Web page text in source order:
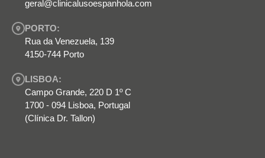
geral@clinicalusoespanhola.com
PORTO:
Rua da Venezuela, 139
4150-744 Porto
LISBOA:
Campo Grande, 220 D 1º C
1700 - 094 Lisboa, Portugal
(Clínica Dr. Tallon)